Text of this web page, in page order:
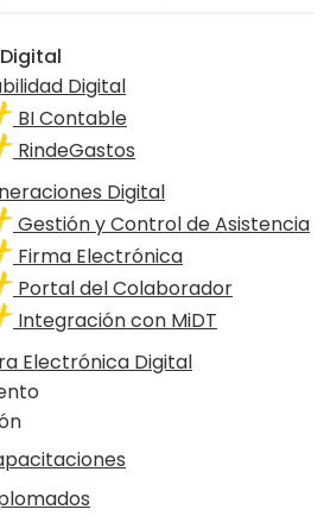
Digital
BI Contable
RindeGastos
Digital
Gestión y Control de Asistencia
Firma Electrónica
Portal del Colaborador
Integración con MiDT
Electrónica Digital